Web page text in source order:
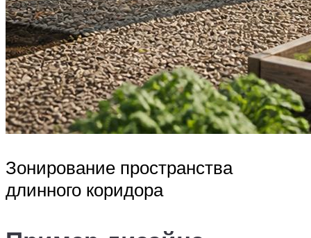
Зонирование пространства
длинного коридора